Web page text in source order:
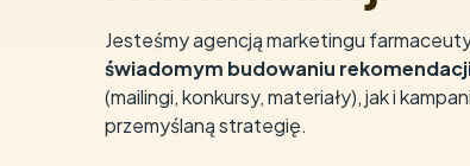
Jesteśmy agencją marketingu
świadomym budowaniu
(mailingi, konkursy, materiały), jak i
przemyślaną strategię.